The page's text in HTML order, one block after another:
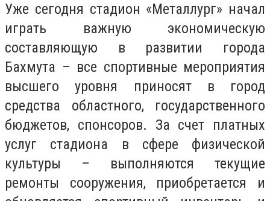
Уже сегодня стадион «Металлург» начал
играть важную экономическую
составляющую в развитии города
Бахмута – все спортивные мероприятия
высшего уровня приносят в город
средства областного, государственного
бюджетов, спонсоров. За счет платных
услуг стадиона в сфере физической
культуры – выполняются текущие
ремонты сооружения, приобретается и